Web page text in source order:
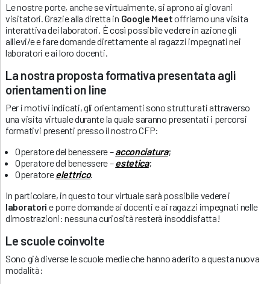
Le nostre porte, anche se virtualmente, si aprono ai giovani
visitatori. Grazie alla diretta in Google Meetoffriamo una visita
interattiva dei laboratori. È così possibile vedere in azione gli
allievi/e e fare domande direttamente ai ragazzi impegnati nei
laboratori e ai loro docenti.
La nostra proposta formativa presentata agli
orientamenti on line
Per i motivi indicati, gli orientamenti sono strutturati attraverso
una visita virtuale durante la quale saranno presentati i percorsi
formativi presenti presso il nostro CFP:
Operatore del benessere –acconciatura;
Operatore del benessere –estetica;
Operatoreelettrico.
In particolare, in questo tour virtuale sarà possibile vedere i
laboratori e porre domande ai docenti e ai ragazzi impegnati nelle
dimostrazioni: nessuna curiosità resterà insoddisfatta!
Le scuole coinvolte
Sono già diverse le scuole medie che hanno aderito a questa nuova
modalità: